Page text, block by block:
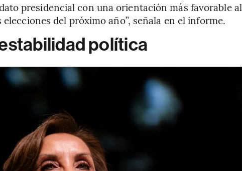
presidencial con una orientación más favorable al
del próximo año”, señala en el informe.
política